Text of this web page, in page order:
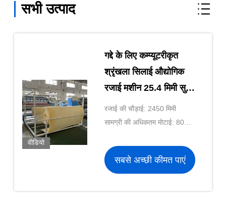
सभी उत्पाद
वीडियो
गद्दे के लिए कम्प्यूटरीकृत
श्रृंखला सिलाई औद्योगिक
रजाई मशीन 25.4 मिमी सुई
दूरी WV8 उच्च गति
रजाई की चौड़ाई: 2450 मिमी
सामग्री की अधिकतम मोटाई: 80
सबसे अच्छी कीमत पाएं